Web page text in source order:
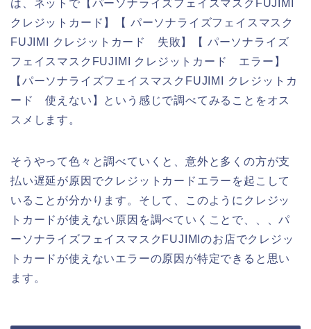
は、ネットで【パーソナライズフェイスマスクFUJIMI
クレジットカード】【 パーソナライズフェイスマスク
FUJIMI クレジットカード 失敗】【 パーソナライズ
フェイスマスクFUJIMI クレジットカード エラー】
【パーソナライズフェイスマスクFUJIMI クレジットカ
ード 使えない】という感じで調べてみることをオス
スメします。
そうやって色々と調べていくと、意外と多くの方が支
払い遅延が原因でクレジットカードエラーを起こして
いることが分かります。そして、このようにクレジッ
トカードが使えない原因を調べていくことで、、、パ
ーソナライズフェイスマスクFUJIMIのお店でクレジッ
トカードが使えないエラーの原因が特定できると思い
ます。